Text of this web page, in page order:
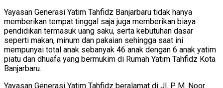
Yayasan Generasi Yatim Tahfidz Banjarbaru tidak hanya
memberikan tempat tinggal saja juga memberikan biaya
pendidikan termasuk uang saku, serta kebutuhan dasar
seperti makan, minum dan pakaian sehingga saat ini
mempunyai total anak sebanyak 46 anak dengan 6 anak yatim
piatu dan dhuafa yang bermukim di Rumah Yatim Tahfidz Kota
Banjarbaru.
Yayasan Generasi Yatim Tahfidz beralamat di Jl. P. M. Noor